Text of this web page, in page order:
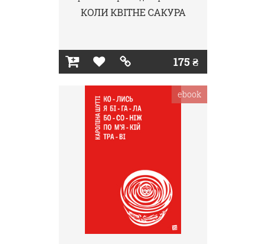
КОЛИ КВІТНЕ САКУРА
175 ₴
ebook